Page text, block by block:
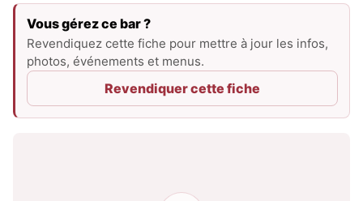
Vous gérez ce bar ?
Revendiquez cette fiche pour mettre à jour les infos,
photos, événements et menus.
Revendiquer cette fiche